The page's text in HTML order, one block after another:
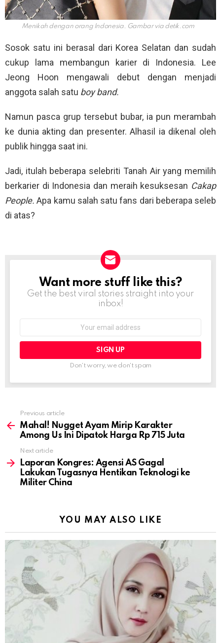
Menikah dengan orang Indonesia. Gambar viadetik.com
Sosok satu ini berasal dari Korea Selatan dan sudah
cukup lama membangun karier di Indonesia. Lee
Jeong Hoon mengawali debut dengan menjadi
anggota salah satu boy band.
Namun pasca grup tersebut bubar, ia pun merambah
ke dunia akting dan presenter. Alhasil ia dikenal oleh
publik hingga saat ini.
Jadi, itulah beberapa selebriti Tanah Air yang memilih
berkarier di Indonesia dan meraih kesuksesan Cakap
People.Apa kamu salah satu fans dari beberapa seleb
di atas?
NEWSLETTER
Want more stuff like this?
Get the best viral stories straight into your
inbox!
Don't worry, we don't spam
more
Previous article
Mahal! Nugget Ayam Mirip Karakter
Among Us Ini Dipatok Harga Rp 715 Juta
Next article
Laporan Kongres: Agensi AS Gagal
Lakukan Tugasnya Hentikan Teknologi ke
Militer China
YOU MAY ALSO LIKE